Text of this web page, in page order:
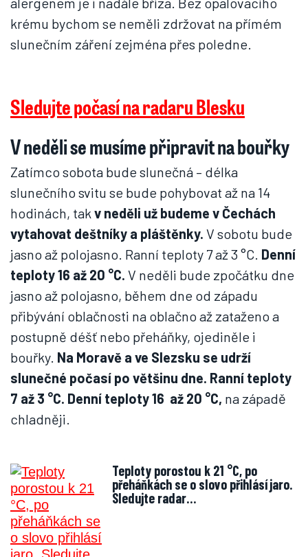
krému bychom se neměli zdržovat na přímém
slunečním záření zejména přes poledne.
Sledujte počasí na radaru Blesku
V neděli se musíme připravit na bouřky
Zatímco sobota bude slunečná – délka
slunečního svitu se bude pohybovat až na 14
hodinách, tak v neděli už budeme v Čechách
vytahovat deštníky a pláštěnky. V sobotu bude
jasno až polojasno. Ranní teploty 7 až 3 °C. Denní
teploty 16 až 20 °C. V neděli bude zpočátku dne
jasno až polojasno, během dne od západu
přibývání oblačnosti na oblačno až zataženo a
postupně déšť nebo přeháňky, ojediněle i
bouřky. Na Moravě a ve Slezsku se udrží
slunečné počasí po většinu dne. Ranní teploty
7 až 3 °C. Denní teploty 16 až 20 °C, na západě
chladněji.
Teploty porostou k 21 °C, po
přeháňkách se o slovo přihlásí jaro.
Sledujte radar…